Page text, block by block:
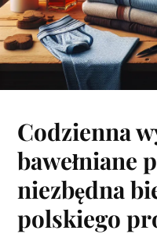
Codzienna
bawełniane
niezbędna
polskiego